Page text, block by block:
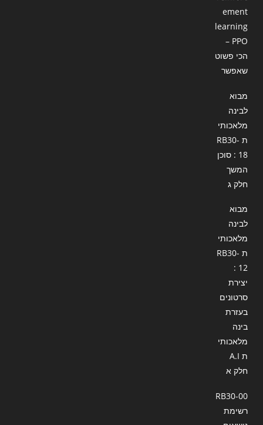
ement
learning
– PPO
הכי פשוט
שאפשר
מבוא
לבינה
מלאכותי
ת RB30-
18 : סוכן
המשך
חלק ג
מבוא
לבינה
מלאכותי
ת RB30-
12 :
יצירת
סרטונים
בעזרת
בינה
מלאכותי
ת A.I
חלק א
RB30-00
רשימת